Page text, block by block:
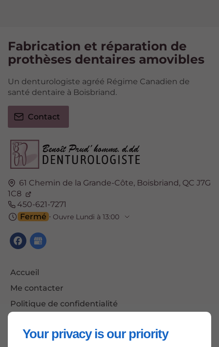
Your privacy is our priority
61 Chemin de la Grande-Côte, Boisbriand, QC J7G
1C8
450-621-7271
Fermé ⋅ Ouvre Lundi à 13:00
Accueil
Me contacter
Politique de confidentialité
Fabrication et réparation de
prothèses dentaires amovibles
Un denturologiste agréé Régime Canadien de
santé dentaire à Boisbriand.
Contact